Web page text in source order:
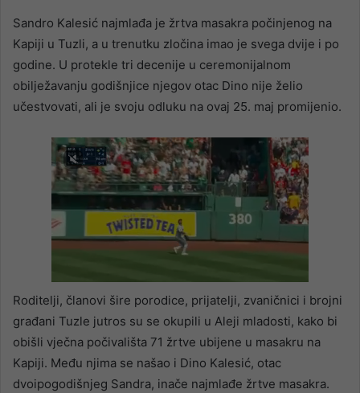
Sandro Kalesić najmlađa je žrtva masakra počinjenog na
Kapiji u Tuzli, a u trenutku zločina imao je svega dvije i po
godine. U protekle tri decenije u ceremonijalnom
obilježavanju godišnjice njegov otac Dino nije želio
učestvovati, ali je svoju odluku na ovaj 25. maj promijenio.
Roditelji, članovi šire porodice, prijatelji, zvaničnici i brojni
građani Tuzle jutros su se okupili u Aleji mladosti, kako bi
obišli vječna počivališta 71 žrtve ubijene u masakru na
Kapiji. Među njima se našao i Dino Kalesić, otac
dvoipogodišnjeg Sandra, inače najmlađe žrtve masakra.